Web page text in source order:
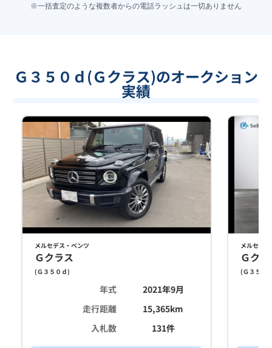
※一括査定のような複数者からの電話ラッシュは一切ありません
Ｇ３５０ｄ(Ｇクラス)のオークション
実績
メルセデス・ベンツ
Ｇクラス
(Ｇ３５０ｄ)
年式
2021年9月
走行距離
15,365km
入札数
131件
メルセデ
Ｇク
(Ｇ３５０